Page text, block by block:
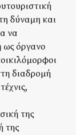
δύναμη και
να
ως όργανο
διαδρομή
της
της